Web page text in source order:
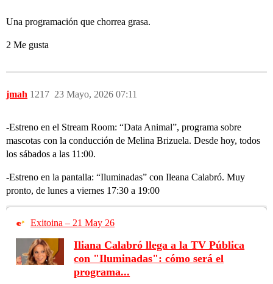
Una programación que chorrea grasa.
2 Me gusta
jmah 23 Mayo, 2026 07:11
1217
-Estreno en el Stream Room: “Data Animal”, programa sobre
mascotas con la conducción de Melina Brizuela. Desde hoy, todos
los sábados a las 11:00.
-Estreno en la pantalla: “Iluminadas” con Ileana Calabró. Muy
pronto, de lunes a viernes 17:30 a 19:00
Exitoina – 21 May 26
Iliana Calabró llega a la TV Pública
con "Iluminadas": cómo será el
programa...